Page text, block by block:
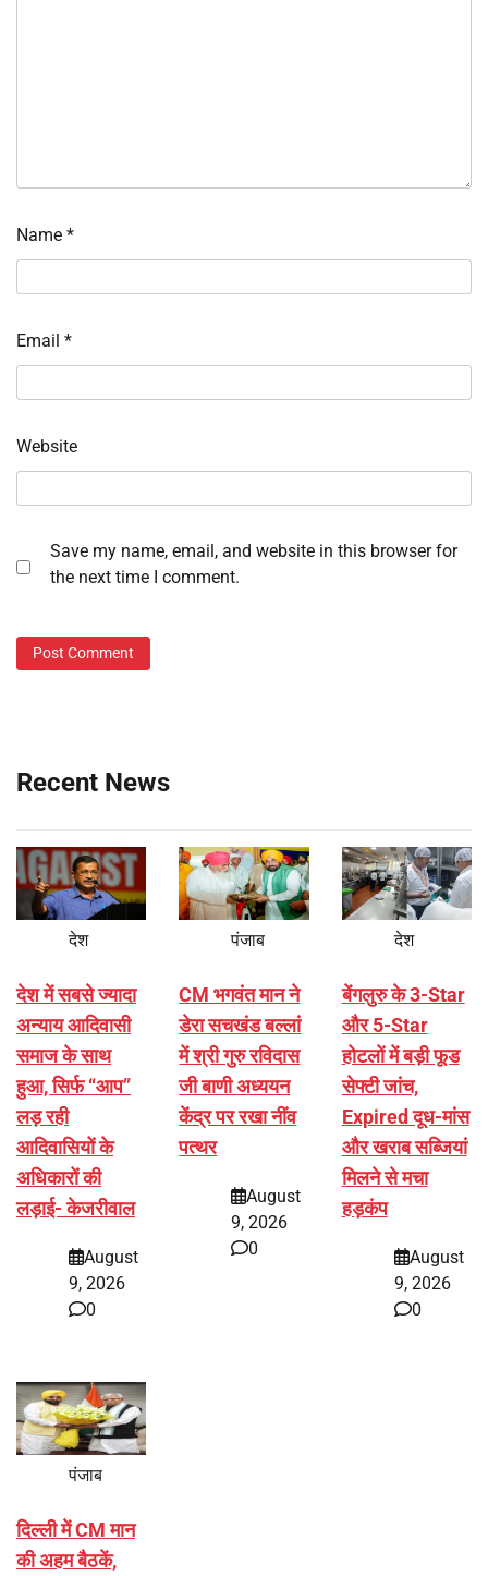
Name *
Email *
Website
Save my name, email, and website in this browser for
the next time I comment.
Recent News
देश
देश में सबसे ज्यादा
अन्याय आदिवासी
समाज के साथ
हुआ, सिर्फ ‘‘आप’’
लड़ रही
आदिवासियों के
अधिकारों की
लड़ाई- केजरीवाल
August
9, 2026
0
पंजाब
CM भगवंत मान ने
डेरा सचखंड बल्लां
में श्री गुरु रविदास
जी बाणी अध्ययन
केंद्र पर रखा नींव
पत्थर
August
9, 2026
0
देश
बेंगलुरु के 3-Star
और 5-Star
होटलों में बड़ी फूड
सेफ्टी जांच,
Expired दूध-मांस
और खराब सब्जियां
मिलने से मचा
हड़कंप
August
9, 2026
0
पंजाब
दिल्ली में CM मान
की अहम बैठकें,